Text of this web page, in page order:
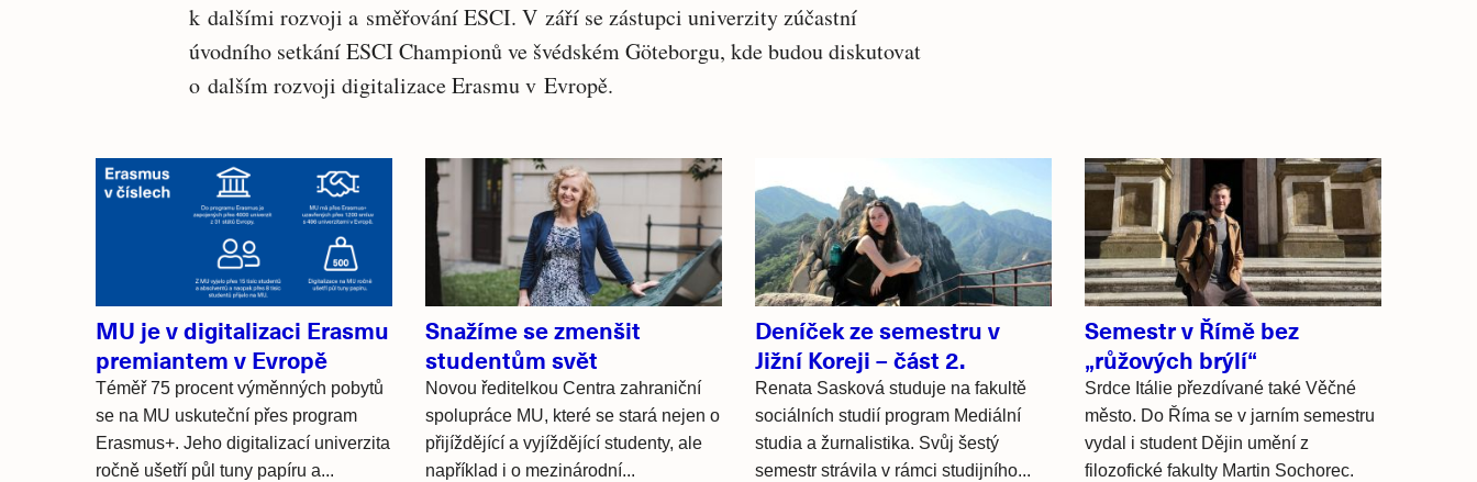
k dalšími rozvoji a směřování ESCI. V září se zástupci univerzity zúčastní
úvodního setkání ESCI Championů ve švédském Göteborgu, kde budou diskutovat
o dalším rozvoji digitalizace Erasmu v Evropě.
Související
články
MU je v digitalizaci Erasmu
premiantem v Evropě
Téměř 75 procent výměnných pobytů
se na MU uskuteční přes program
Erasmus+. Jeho digitalizací univerzita
ročně ušetří půl tuny papíru a...
Snažíme se zmenšit
studentům svět
Novou ředitelkou Centra zahraniční
spolupráce MU, které se stará nejen o
přijíždějící a vyjíždějící studenty, ale
například i o mezinárodní...
Deníček ze semestru v
Jižní Koreji – část 2.
Renata Sasková studuje na fakultě
sociálních studií program Mediální
studia a žurnalistika. Svůj šestý
semestr strávila v rámci studijního...
Semestr v Římě bez
„růžových brýlí“
Srdce Itálie přezdívané také Věčné
město. Do Říma se v jarním semestru
vydal i student Dějin umění z
filozofické fakulty Martin Sochorec.